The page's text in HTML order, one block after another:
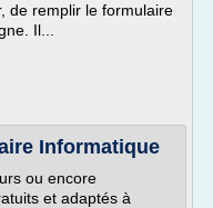
de remplir le formulaire
Il...
Informatique
ou encore
et adaptés à